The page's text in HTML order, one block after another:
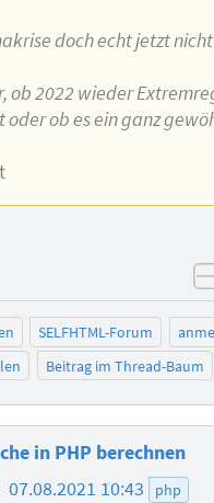
doch echt jetzt nicht
ob 2022 wieder
ob es ein ganz
SELFHTML-Forum
Beitrag im Thread-Baum
in PHP berechnen
07.08.2021 10:43 php